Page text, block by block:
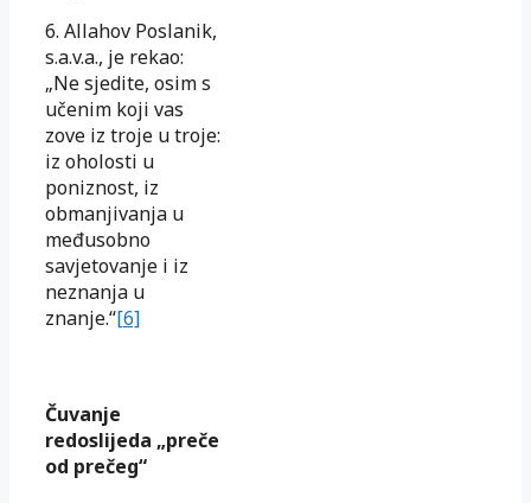
6. Allahov Poslanik,
s.a.v.a., je rekao:
„Ne sjedite, osim s
učenim koji vas
zove iz troje u troje:
iz oholosti u
poniznost, iz
obmanjivanja u
međusobno
savjetovanje i iz
neznanja u
znanje.“[6]
Čuvanje
redoslijeda „preče
od prečeg“